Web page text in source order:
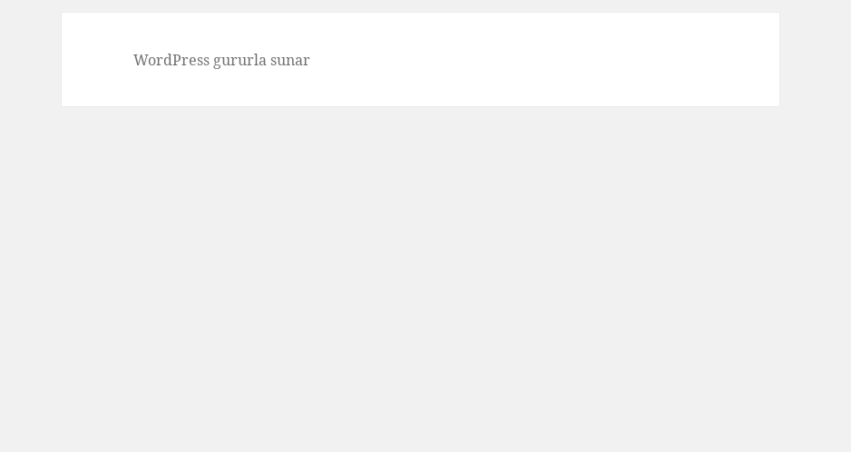
WordPress gururla sunar